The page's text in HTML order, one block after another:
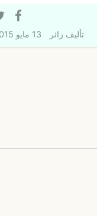
تأليف زائر 13 مايو 2015